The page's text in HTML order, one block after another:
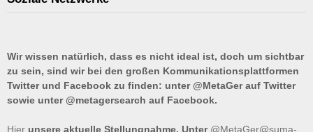
Wir wissen natürlich, dass es nicht ideal ist, doch um sichtbar
zu sein, sind wir bei den großen Kommunikationsplattformen
Twitter und Facebook zu finden: unter @MetaGer auf Twitter
sowie unter @metagersearch auf Facebook.
Hier unsere aktuelle Stellungnahme. Unter @MetaGer@suma-